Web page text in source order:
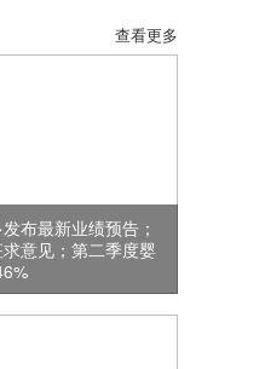
查看更多
布最新业绩预告；
意见；第二季度婴